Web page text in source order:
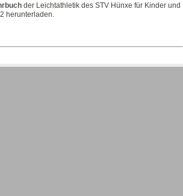
der Leichtathletik des STV Hünxe für Kinder und
herunterladen.